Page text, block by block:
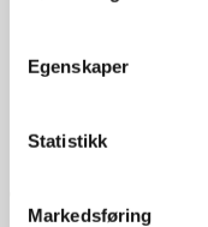
Egenskaper
Statistikk
Markedsføring